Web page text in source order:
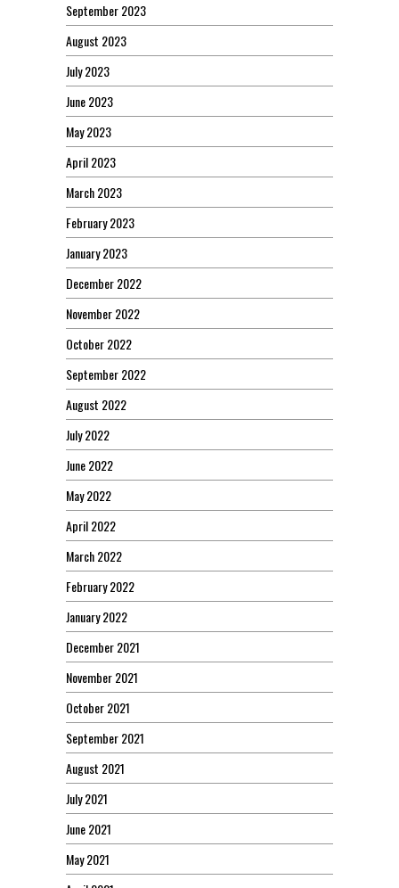
September 2023
August 2023
July 2023
June 2023
May 2023
April 2023
March 2023
February 2023
January 2023
December 2022
November 2022
October 2022
September 2022
August 2022
July 2022
June 2022
May 2022
April 2022
March 2022
February 2022
January 2022
December 2021
November 2021
October 2021
September 2021
August 2021
July 2021
June 2021
May 2021